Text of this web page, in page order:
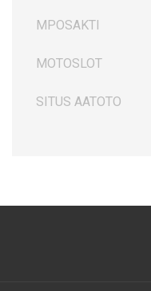
MPOSAKTI
MOTOSLOT
SITUS AATOTO